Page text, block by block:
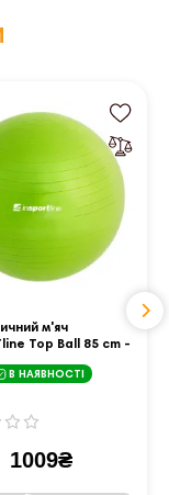
м'яч
Top Ball 85 cm -
В НАЯВНОСТІ
1009₴